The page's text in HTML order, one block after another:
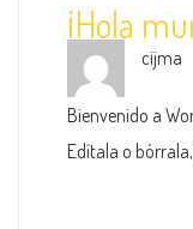
¡Hola
cijma
Bienvenido a
Edítala o